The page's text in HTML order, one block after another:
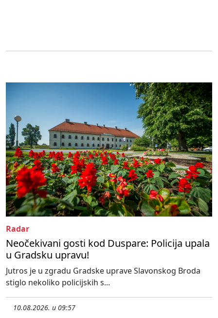
Radar
Neočekivani gosti kod Duspare: Policija upala
u Gradsku upravu!
Jutros je u zgradu Gradske uprave Slavonskog Broda
stiglo nekoliko policijskih s...
10.08.2026. u 09:57